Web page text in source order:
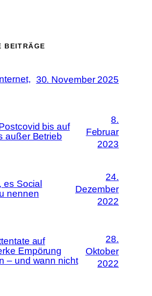
BEITRÄGE
30. November 2025
bis auf
außer Betrieb
8.
Februar
2023
es Social
nennen
24.
Dezember
2022
auf
Empörung
– und wann nicht
28.
Oktober
2022